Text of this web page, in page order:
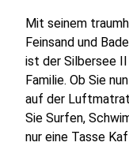
Mit seinem
Feinsand und
ist der Silbersee
Familie. Ob Sie
auf der
Sie Surfen,
nur eine Tasse